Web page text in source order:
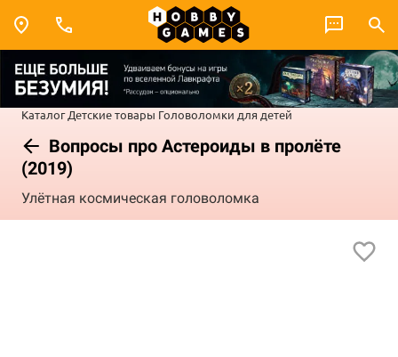
Каталог Детские товары Головоломки для детей
Вопросы про Астероиды в пролёте
(2019)
Улётная космическая головоломка